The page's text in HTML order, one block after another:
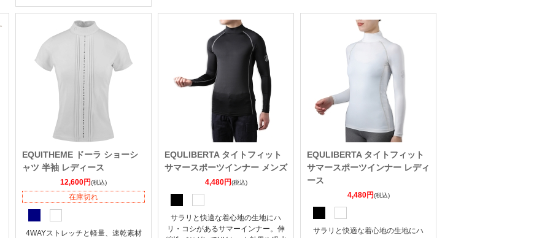
EQUITHEME ドーラ ショーシ
ャツ 半袖 レディース
12,600円(税込)
在庫切れ
4WAYストレッチと軽量、速乾素材
EQULIBERTA タイトフィット
サマースポーツインナー メンズ
4,480円(税込)
サラリと快適な着心地の生地にハ
リ・コシがあるサマーインナー。伸
EQULIBERTA タイトフィット
サマースポーツインナー レディ
ース
4,480円(税込)
サラリと快適な着心地の生地にハ